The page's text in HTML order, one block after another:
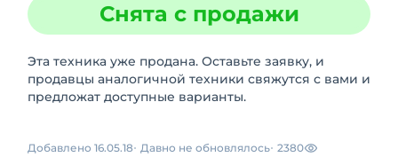
Снята с продажи
Эта техника уже продана. Оставьте заявку, и
продавцы аналогичной техники свяжутся с вами и
предложат доступные варианты.
Добавлено 16.05.18 Давно не обновлялось 2380